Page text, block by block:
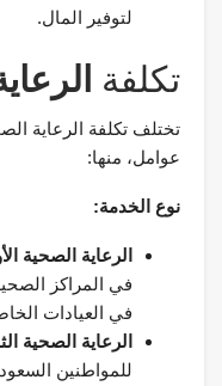
لتوفير المال.
تكلفة
تختلف تكلفة الرعاية
عوامل، منها:
نوع الخدمة:
الرعاية الصحية
في المراكز
في العيادات
الرعاية الصحية
للمواطنين